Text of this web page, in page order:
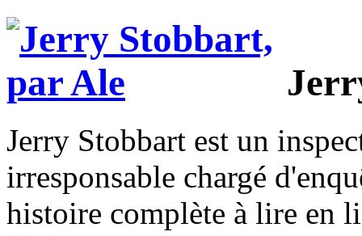
Jerry Stobbart est un
irresponsable chargé
histoire complète à lire en